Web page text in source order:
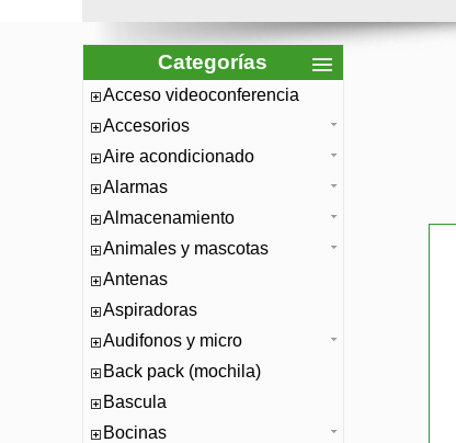
Categorías
Acceso videoconferencia
Accesorios
Aire acondicionado
Alarmas
Almacenamiento
Animales y mascotas
Antenas
Aspiradoras
Audifonos y micro
Back pack (mochila)
Bascula
Bocinas